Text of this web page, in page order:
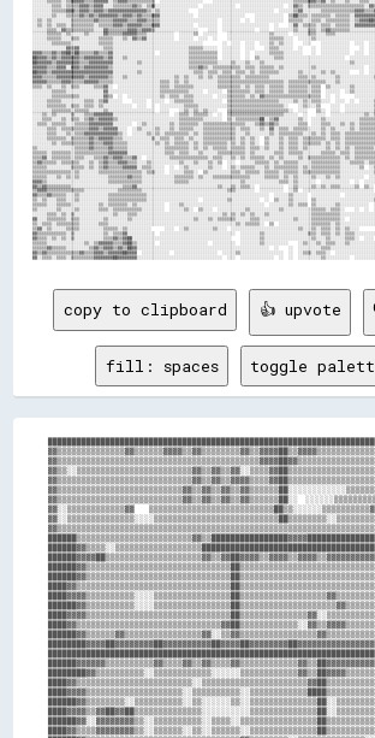
copy to clipboard 👍 upvote
fill: spaces toggle palette
▓▓▒▒▒▒▒▒▒▒▒▒▒▒▒▒▒▒▒▒▒▒▒▒▒▒▒▒▓▓▒▒▓▓▒▒▓▓▒▒▓▓▒▒▒▒▒▒██░░
▓▓░░▒▒▒▒▒▒▒▒▒▒▒▒▓▓